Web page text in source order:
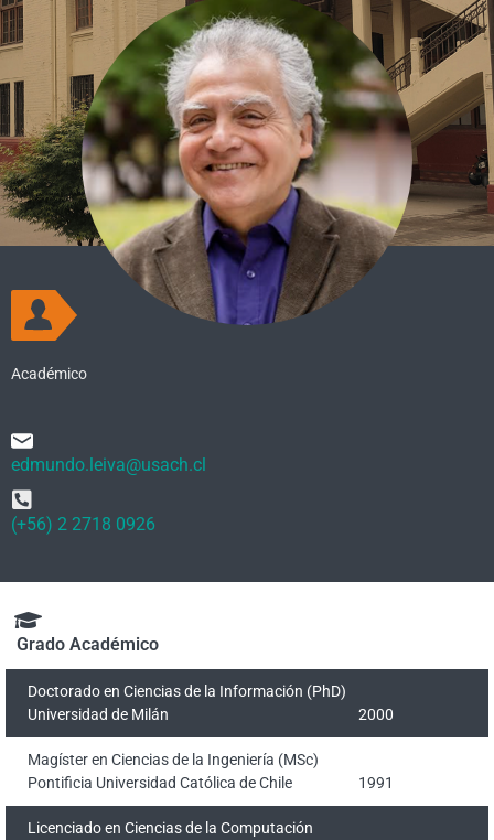
Académico
edmundo.leiva@usach.cl
(+56) 2 2718 0926
Grado Académico
Doctorado en Ciencias de la Información (PhD)
Universidad de Milán
2000
Magíster en Ciencias de la Ingeniería (MSc)
Pontificia Universidad Católica de Chile
1991
Licenciado en Ciencias de la Computación